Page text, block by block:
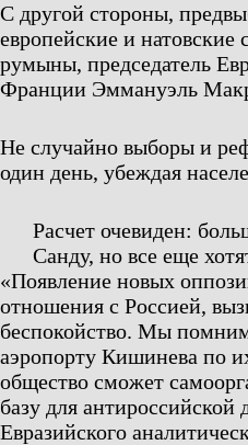
С другой стороны,
европейские и
румыны, председатель
Франции Эммануэль
Не случайно выборы и
один день, убеждая
Расчет очевиден:
Санду, но все еще
«Появление новых
отношения с Россией,
беспокойство. Мы
аэропорту Кишинева по
общество сможет
базу для антироссийской
Евразийского